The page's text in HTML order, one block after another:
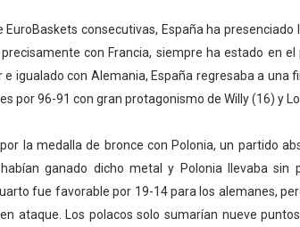
EuroBaskets consecutivas, España ha presenciado
con Francia, siempre ha estado en el
igualado con Alemania, España regresaba a una
por 96-91 con gran protagonismo de Willy (16) y
la medalla de bronce con Polonia, un partido
ganado dicho metal y Polonia llevaba sin
fue favorable por 19-14 para los alemanes,
ataque. Los polacos solo sumarían nueve